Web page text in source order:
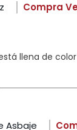
Compra
llena de
Asbaje